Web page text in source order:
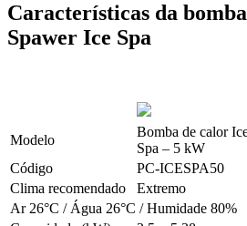
Características da
Spawer Ice Spa
Modelo
Bomba de calor
Spa – 5 kW
Código
PC-ICESPA50
Clima recomendado
Extremo
Ar 26°C / Água 26°C / Humidade 80%